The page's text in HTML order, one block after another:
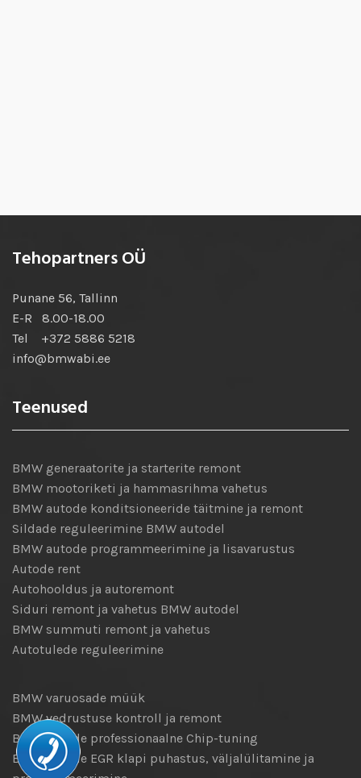
Tehopartners OÜ
Punane 56, Tallinn
E-R 8.00-18.00
Tel +372 5886 5218
info@bmwabi.ee
Teenused
BMW generaatorite ja starterite remont
BMW mootoriketi ja hammasrihma vahetus
BMW autode konditsioneeride täitmine ja remont
Sildade reguleerimine BMW autodel
BMW autode programmeerimine ja lisavarustus
Autode rent
Autohooldus ja autoremont
Siduri remont ja vahetus BMW autodel
BMW summuti remont ja vahetus
Autotulede reguleerimine
BMW varuosade müük
BMW vedrustuse kontroll ja remont
BMW autode professionaalne Chip-tuning
BMW autode EGR klapi puhastus, väljalülitamine ja